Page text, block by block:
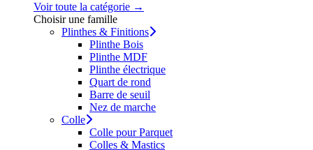
Voir toute la catégorie →
Choisir une famille
Plinthes & Finitions
Plinthe Bois
Plinthe MDF
Plinthe électrique
Quart de rond
Barre de seuil
Nez de marche
Colle
Colle pour Parquet
Colles & Mastics